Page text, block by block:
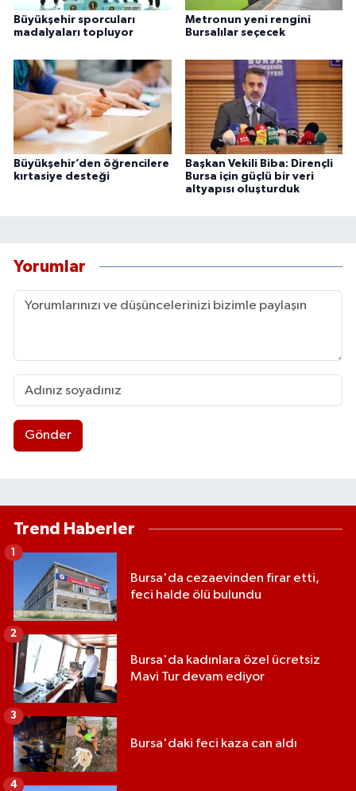
Büyükşehir sporcuları
madalyaları topluyor
Metronun yeni rengini
Bursalılar seçecek
Büyükşehir’den öğrencilere
kırtasiye desteği
Başkan Vekili Biba: Dirençli
Bursa için güçlü bir veri
altyapısı oluşturduk
Yorumlar
Gönder
Trend Haberler
Bursa'da cezaevinden firar etti,
feci halde ölü bulundu
1
Bursa'da kadınlara özel ücretsiz
Mavi Tur devam ediyor
2
Bursa'daki feci kaza can aldı
3
4